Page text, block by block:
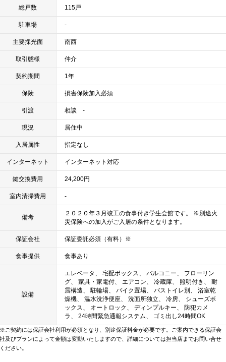
総戸数 115戸
駐車場 -
主要採光面 南西
取引態様 仲介
契約期間 1年
保険 損害保険加入必須
引渡 相談 -
現況 居住中
入居属性 指定なし
インターネット インターネット対応
鍵交換費用 24,200円
室内清掃費用 -
備考
２０２０年３月竣工の食事付き学生会館です。 ※別途火
災保険への加入がご入居の条件となります。
保証会社 保証委託必須（有料）※
食事提供 食事あり
設備
エレベータ、 宅配ボックス、 バルコニー、 フローリン
グ、 家具・家電付、 エアコン、 冷蔵庫、 照明付き、 耐
震構造、 駐輪場、 バイク置場、 バストイレ別、 浴室乾
燥機、 温水洗浄便座、 洗面所独立、 冷房、 シューズボ
ックス、 オートロック、 ディンプルキー、 防犯カメ
ラ、 24時間緊急通報システム、 ゴミ出し24時間OK
※ご契約には保証会社利用が必須となり、別途保証料金が必要です。ご案内できる保証会
社及びプランによって金額は変動いたしますので、詳細については担当店までお問い合せ
ください。